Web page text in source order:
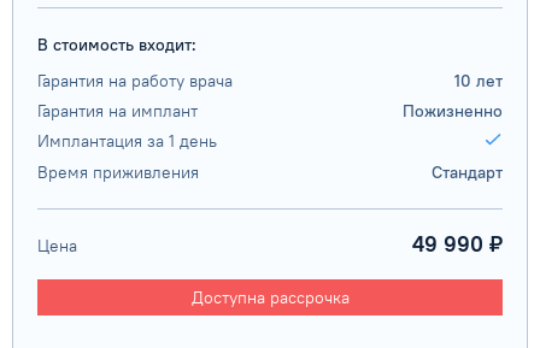
В стоимость входит:
Гарантия на работу врача
10 лет
Гарантия на имплант
Пожизненно
Имплантация за 1 день
Время приживления
Стандарт
Цена 49 990 ₽
Доступна рассрочка